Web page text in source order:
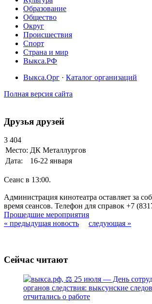
Образование
Общество
Округ
Происшествия
Спорт
Страна и мир
Выкса.РФ
Выкса.Орг · Каталог организаций
Полная версия сайта
Друзья друзей
3 404
Место: ДК Металлургов
Дата:
16-22 января
Сеанс в 13:00.
Администрация кинотеатра оставляет за
время сеансов. Телефон для справок +7
Прошедшие мероприятия
« предыдущая новость
следующая »
Сейчас читают